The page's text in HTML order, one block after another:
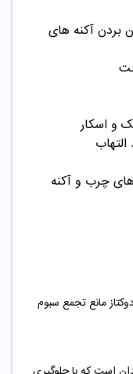
بردن آکنه های
و اسکار
چرب و آکنه
اسید با جلوگیری از فعالیت آلفا 5 ردوکتاز مانع تجمع سبوم